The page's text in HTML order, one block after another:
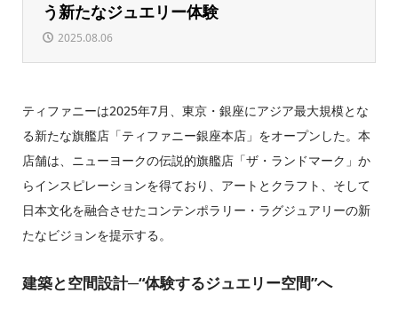
う新たなジュエリー体験
2025.08.06
ティファニーは2025年7月、東京・銀座にアジア最大規模とな
る新たな旗艦店「ティファニー銀座本店」をオープンした。本
店舗は、ニューヨークの伝説的旗艦店「ザ・ランドマーク」か
らインスピレーションを得ており、アートとクラフト、そして
日本文化を融合させたコンテンポラリー・ラグジュアリーの新
たなビジョンを提示する。
建築と空間設計─“体験するジュエリー空間”へ